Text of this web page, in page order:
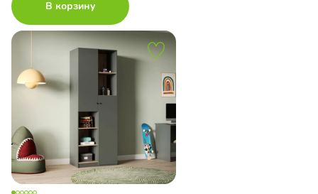
В корзину